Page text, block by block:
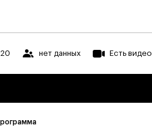
нет данных Есть видео